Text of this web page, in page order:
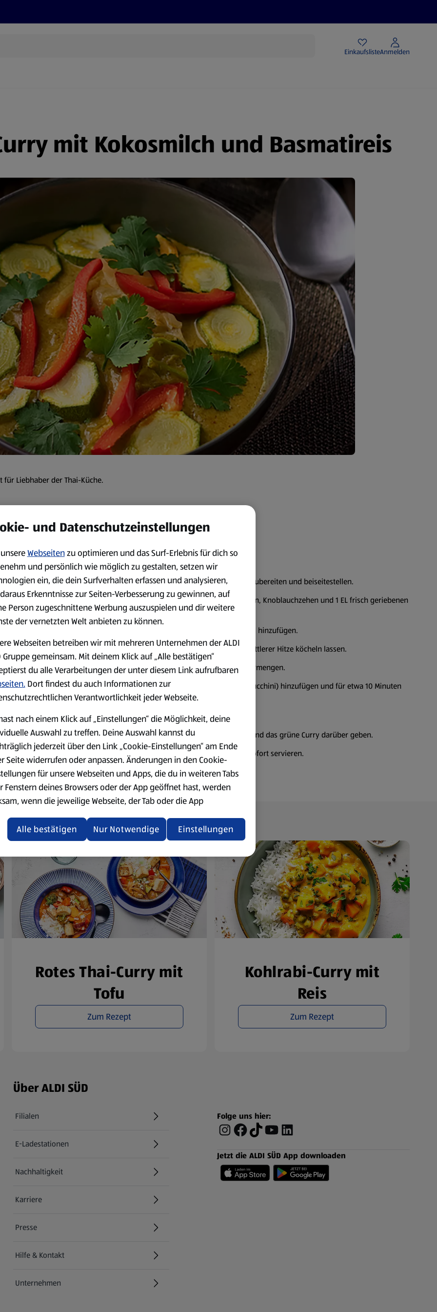
EinkaufslisteAnmelden
mit Kokosmilch und Basmatireis
für Liebhaber der Thai-Küche.
60 min
Zubereitung
Basmatireis nach Packungsanweisung zubereiten und beiseitestellen.
In einem großen Topf Pflanzenöl erhitzen, Knoblauchzehen und 1 EL frisch geriebenen
Ingwer darin anbraten.
Chilischoten entkernen, fein hacken und hinzufügen.
Kokosmilch hinzufügen und alles bei mittlerer Hitze köcheln lassen.
Grüne Currypaste einrühren und gut vermengen.
Gemischtes Gemüse (z.B. Paprika und Zucchini) hinzufügen und für etwa 10 Minuten
garen lassen.
Mit Salz und Pfeffer abschmecken.
Den fertigen Reis auf Tellern anrichten und das grüne Curry darüber geben.
Mit frischem Koriander garnieren und sofort servieren.
Rotes Thai-Curry mit
Tofu
Zum Rezept
Kohlrabi-Curry mit
Reis
Zum Rezept
Über ALDI SÜD
Filialen
E-Ladestationen
Nachhaltigkeit
Karriere
Presse
Hilfe & Kontakt
(öffnet in einem neuen Tab)
Unternehmen
Folge uns hier:
Jetzt die ALDI SÜD App downloaden
und Datenschutzeinstellungen
Webseitenzu optimieren und das Surf-Erlebnis für dich so
und persönlich wie möglich zu gestalten, setzen wir
ein, die dein Surfverhalten erfassen und analysieren,
Erkenntnisse zur Seiten-Verbesserung zu gewinnen, auf
Person zugeschnittene Werbung auszuspielen und dir weitere
der vernetzten Welt anbieten zu können.
Webseiten betreiben wir mit mehreren Unternehmen der ALDI
Gruppe gemeinsam. Mit deinem Klick auf „Alle bestätigen“
du alle Verarbeitungen der unter diesem Link aufrufbaren
Dort findest du auch Informationen zur
Verantwortlichkeit jeder Webseite.
nach einem Klick auf „Einstellungen“ die Möglichkeit, deine
Auswahl zu treffen. Deine Auswahl kannst du
jederzeit über den Link „Cookie-Einstellungen“ am Ende
Seite widerrufen oder anpassen. Änderungen in den Cookie-
für unsere Webseiten und Apps, die du in weiteren Tabs
Fenstern deines Browsers oder der App geöffnet hast, werden
wenn die jeweilige Webseite, der Tab oder die App
oder geschlossen und anschließend wieder geöffnet
zur Verfügung.
der Webseitenbetreiber und Datenschutzerklärungen
Einstellungen
Nur Notwendige
Alle bestätigen